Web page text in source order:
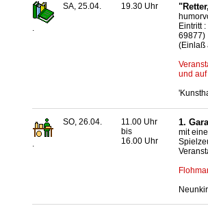
.
SA, 25.04. 19.30 Uhr
Eintritt
69877)
(Einlaß
und
SO, 26.04.
11.00 Uhr
bis
16.00 Uhr
1.
mit